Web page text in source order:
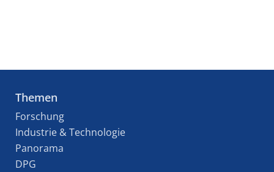
Themen
Forschung
Industrie & Technologie
Panorama
DPG